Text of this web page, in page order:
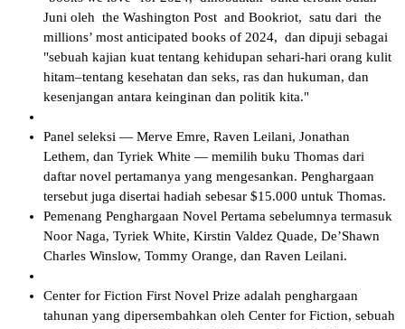
Juni oleh the Washington Post and Bookriot, satu dari the
millions’ most anticipated books of 2024, dan dipuji sebagai
"sebuah kajian kuat tentang kehidupan sehari-hari orang kulit
hitam–tentang kesehatan dan seks, ras dan hukuman, dan
kesenjangan antara keinginan dan politik kita."
Panel seleksi — Merve Emre, Raven Leilani, Jonathan
Lethem, dan Tyriek White — memilih buku Thomas dari
daftar novel pertamanya yang mengesankan. Penghargaan
tersebut juga disertai hadiah sebesar $15.000 untuk Thomas.
Pemenang Penghargaan Novel Pertama sebelumnya termasuk
Noor Naga, Tyriek White, Kirstin Valdez Quade, De’Shawn
Charles Winslow, Tommy Orange, dan Raven Leilani.
Center for Fiction First Novel Prize adalah penghargaan
tahunan yang dipersembahkan oleh Center for Fiction, sebuah